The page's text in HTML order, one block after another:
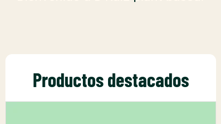
Productos destacados